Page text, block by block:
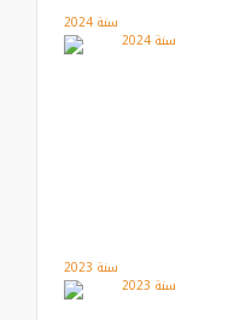
سنة 2024
سنة 2023